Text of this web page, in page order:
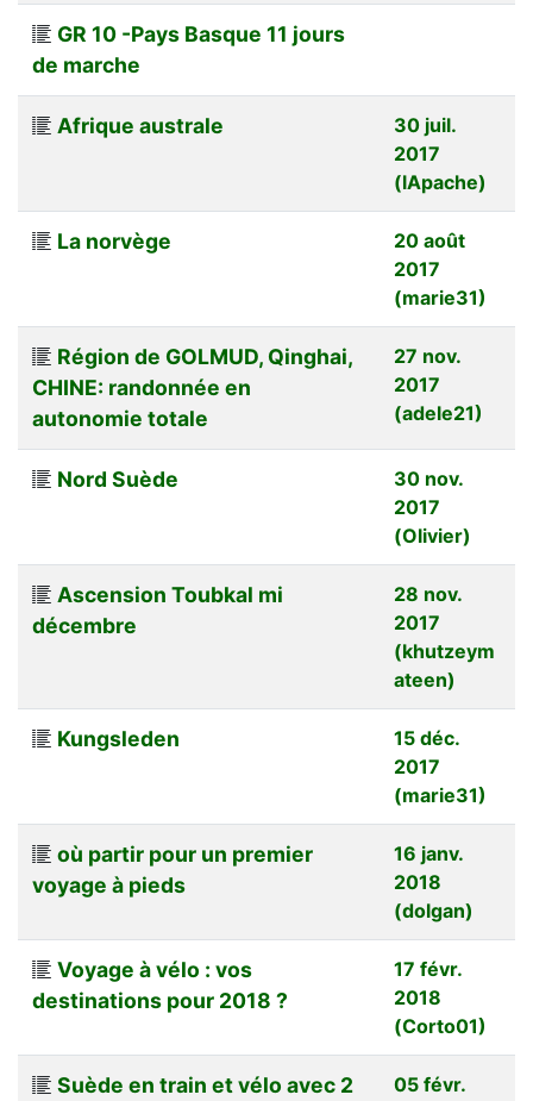
GR 10 -Pays Basque 11 jours
de marche
Afrique australe
30 juil.
2017
(lApache)
La norvège
20 août
2017
(marie31)
Région de GOLMUD, Qinghai,
CHINE: randonnée en
autonomie totale
27 nov.
2017
(adele21)
Nord Suède
30 nov.
2017
(Olivier)
Ascension Toubkal mi
décembre
28 nov.
2017
(khutzeym
ateen)
Kungsleden
15 déc.
2017
(marie31)
où partir pour un premier
voyage à pieds
16 janv.
2018
(dolgan)
Voyage à vélo : vos
destinations pour 2018 ?
17 févr.
2018
(Corto01)
Suède en train et vélo avec 2
05 févr.